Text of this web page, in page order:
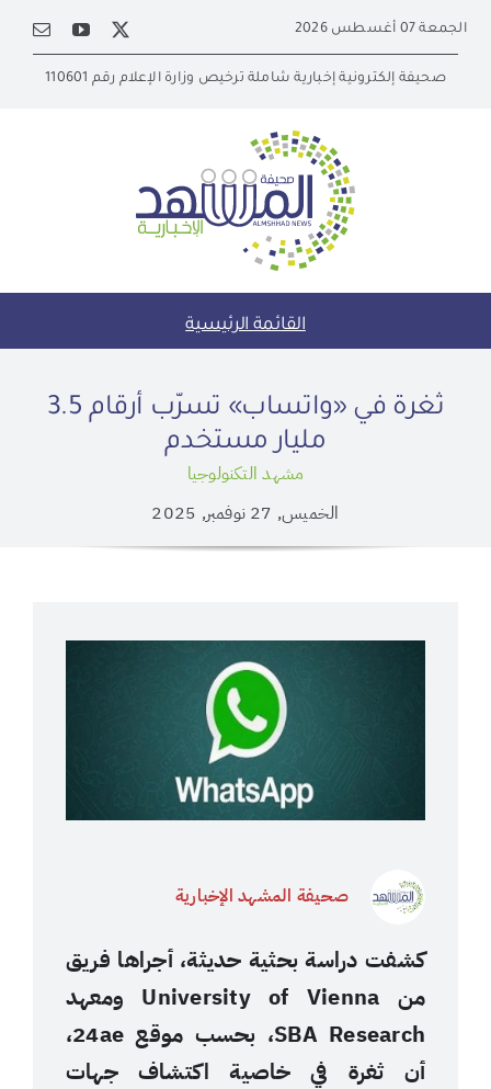
content
الجمعة 07 أغسطس 2026
صحيفة إلكترونية إخبارية شاملة ترخيص وزارة الإعلام رقم 110601
القائمة الرئيسية
ثغرة في «واتساب» تسرّب أرقام 3.5
مليار مستخدم
مشهد التكنولوجيا
الخميس, 27 نوفمبر, 2025
صحيفة المشهد الإخبارية
كشفت دراسة بحثية حديثة، أجراها فريق
من University of Vienna ومعهد
SBA Research، بحسب موقع 24ae،
أن ثغرة في خاصية اكتشاف جهات